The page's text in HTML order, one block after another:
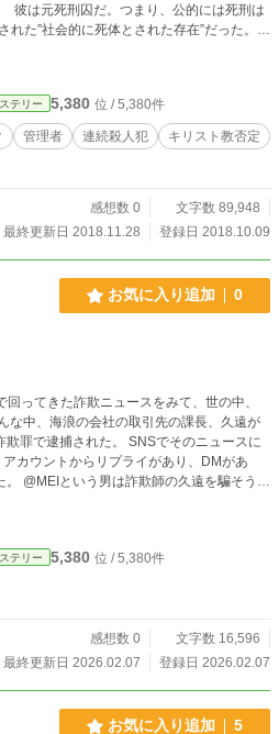
彼は元死刑囚だ。つまり、公的には死刑は
れた”社会的に死体とされた存在”だった。
めた犯罪の天才と、犯罪心理を専攻する
従い、神を否定して殺人を禁忌としない
葉巧みに己の管理者たるコウキの心を捉え
りながら、自由奔放に振舞う彼の目的と
る表現が多用されています。 【重複投稿】
ファポリス、カクヨム、小説家になろう
テリー 5,380 位 / 5,380件
管理者 連続殺人犯
キリスト教否定
感想数 0
文字数 89,948
最終更新日 2018.11.28
登録日 2018.10.09
お気に入り追加 0
ってきた詐欺ニュースをみて、世の中、
罪で逮捕された。 SNSでそのニュースに
カウントからリプライがあり、DMがあ
うと
明の生業は詐欺師を騙す詐欺師で、世の
目的であり、海浪を自分の仲間に誘うとす
浪に電話が入り、海浪の親が詐欺に逢っ
に掛け合い取り返そうとするが、民事で
分かり、途方に暮れる中、@MEIからDM
藤明が海浪を呼び出した理由は父親が騙
なり、最終的には3億円の出資を決意する。
分たちで変えていくことを決意し、T＆Uと
テリー 5,380 位 / 5,380件
感想数 0
文字数 16,596
最終更新日 2026.02.07
登録日 2026.02.07
お気に入り追加 5